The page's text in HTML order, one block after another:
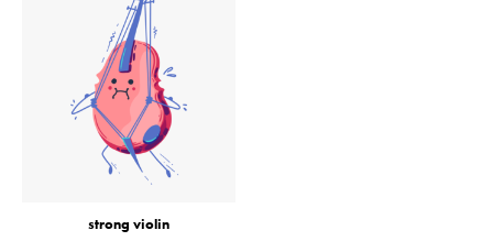
strong violin